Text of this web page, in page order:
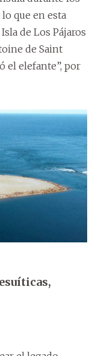
que en esta
de Los Pájaros
de Saint
el elefante”, por